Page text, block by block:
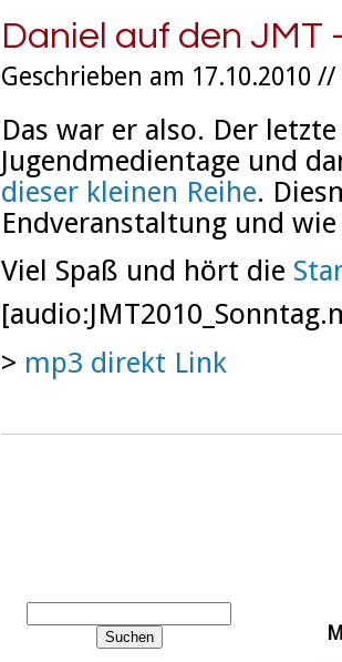
Daniel auf den JMT
Geschrieben am 17.10.2010 //
Das war er also. Der
Jugendmedientage und
dieser kleinen Reihe.
Endveranstaltung und
Viel Spaß und hört die
> mp3 direkt Link